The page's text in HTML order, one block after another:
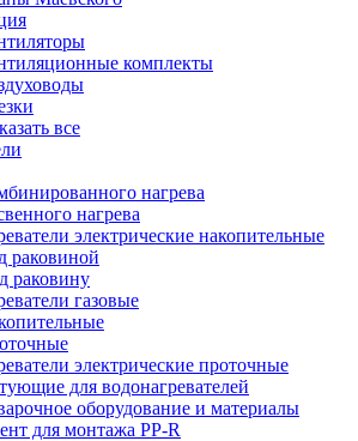
комплекты
все
нагрева
нагрева
электрические накопительные
раковиной
раковину
газовые
электрические проточные
для водонагревателей
оборудование и материалы
для монтажа PP-R